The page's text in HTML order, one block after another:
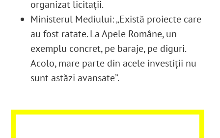
organizat licitații.
Ministerul Mediului: „Există proiecte care
au fost ratate. La Apele Române, un
exemplu concret, pe baraje, pe diguri.
Acolo, mare parte din acele investiții nu
sunt astăzi avansate”.